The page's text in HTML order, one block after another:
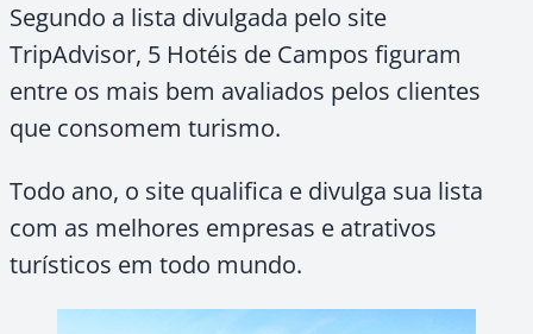
Segundo a lista divulgada pelo site
TripAdvisor, 5 Hotéis de Campos figuram
entre os mais bem avaliados pelos clientes
que consomem turismo.
Todo ano, o site qualifica e divulga sua lista
com as melhores empresas e atrativos
turísticos em todo mundo.